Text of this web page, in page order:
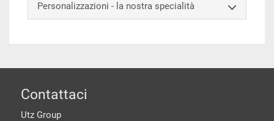
Personalizzazioni - la nostra specialità
piè di pagine
Contattaci
Utz Group